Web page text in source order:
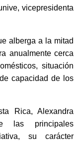
vicepresidenta
alberga a la mitad
anualmente cerca
situación
capacidad de los
Rica, Alexandra
las principales
su carácter